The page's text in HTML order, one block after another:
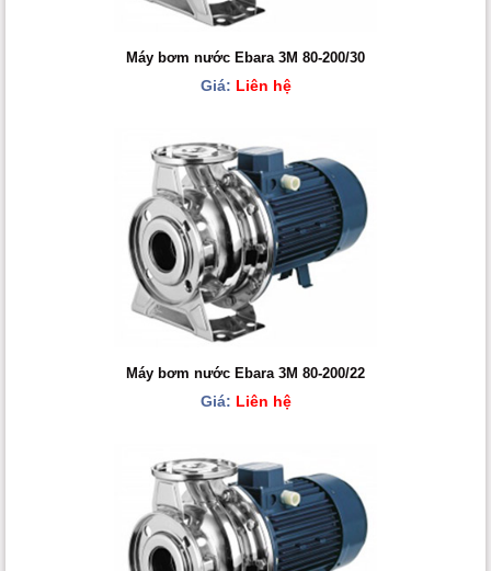
Máy bơm nước Ebara 3M 80-200/30
Giá: Liên hệ
Máy bơm nước Ebara 3M 80-200/22
Giá: Liên hệ